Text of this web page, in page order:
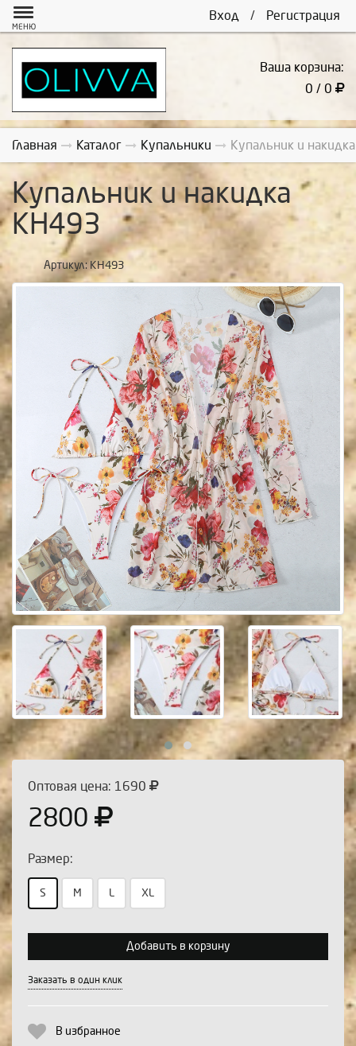
Вход / Регистрация
МЕНЮ
Ваша корзина:
0 / 0
Главная Каталог Купальники Купальник и
Купальник и накидка
КН493
Артикул: КН493
Оптовая цена: 1690
2800
Размер:
S M L XL
Выберите количество:
Продолжить Отмена
Добавить в корзину
Заказать в один клик
В избранное